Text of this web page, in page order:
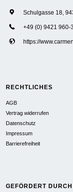
Schulgasse 18,
+49 (0) 9421 960-
https://
RECHTLICHES
AGB
Vertrag widerrufen
Datenschutz
Impressum
Barrierefreiheit
GEFÖRDERT DURCH